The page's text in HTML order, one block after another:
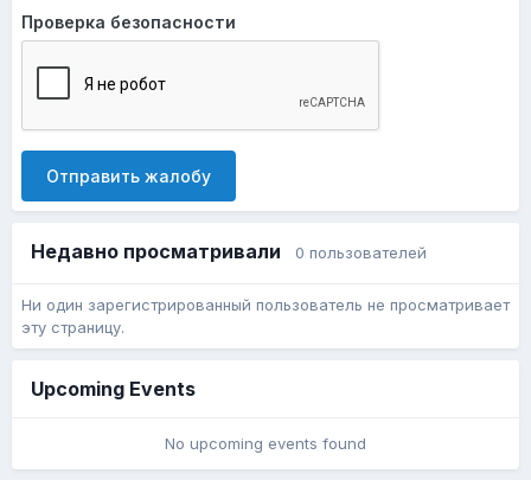
Проверка безопасности
Отправить жалобу
Недавно просматривали 0 пользователей
Ни один зарегистрированный пользователь не просматривает
эту страницу.
Upcoming Events
No upcoming events found